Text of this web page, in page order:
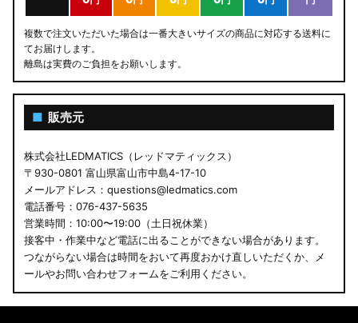
複数で注文いただいた場合は一番大きいサイズの商品に対応する送料に
てお届けします。
離島は実費のご負担をお願いします。
■ 販売元
株式会社LEDMATICS（レッドマティックス）
〒930-0801 富山県富山市中島4-17-10
メールアドレス：questions@ledmatics.com
電話番号：076-437-5635
営業時間：10:00〜19:00（土日祝休業）
接客中・作業中など電話に出ることができない場合があります。
つながらない場合は時間をおいて再度おかけ直しいただくか、メ
ールやお問い合わせフォームをご利用ください。